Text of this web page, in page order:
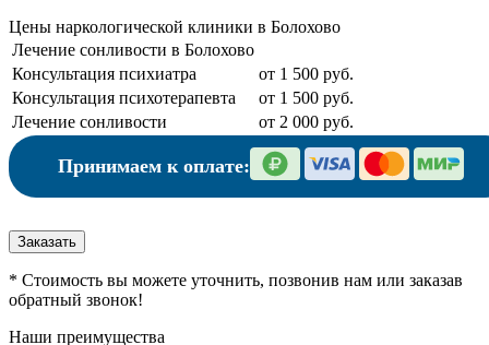
Цены наркологической клиники в Болохово
Лечение сонливости в Болохово
Консультация психиатра
от 1 500 руб.
Консультация психотерапевта
от 1 500 руб.
Лечение сонливости
от 2 000 руб.
Принимаем к оплате:
Заказать
* Стоимость вы можете уточнить, позвонив нам или заказав
обратный звонок!
Наши преимущества